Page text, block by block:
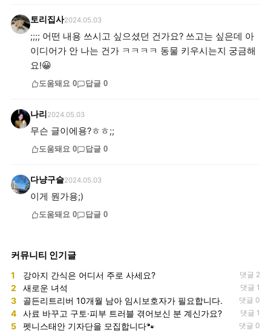
토리집사2024.05.03
;;;; 어떤 내용 쓰시고 싶으셨던 건가요? 쓰고는 싶은데 아
이디어가 안 나는 건가 ㅋㅋㅋㅋ 동물 키우시는지 궁금해
요!😀
도움돼요 0 답글 0
나리 2024.05.03
무슨 글이에용?ㅎㅎ;;
도움돼요 0 답글 0
다냥구슬2024.05.03
이게 뭔가용;)
도움돼요 0 답글 0
커뮤니티 인기글
1 강아지 간식은 어디서 주로 사세요? 댓글 2
2 새로운 녀석 댓글 1
3 골든리트리버 10개월 남아 임시보호자가 필요합니다. 댓글 0
4 사료 바꾸고 구토·피부 트러블 겪어보신 분 계신가요? 댓글 1
5 펫니스태안 기자단을 모집합니다🐾 댓글 0